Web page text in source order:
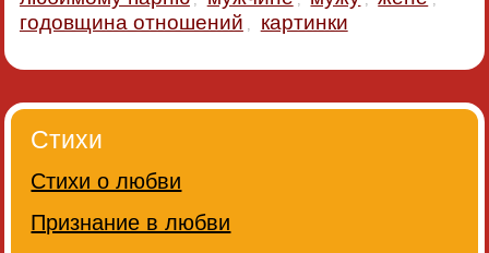
годовщина отношений картинки
Стихи
Стихи о любви
Признание в любви